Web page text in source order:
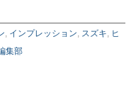
インプレッション スズキ
ヒ
集部